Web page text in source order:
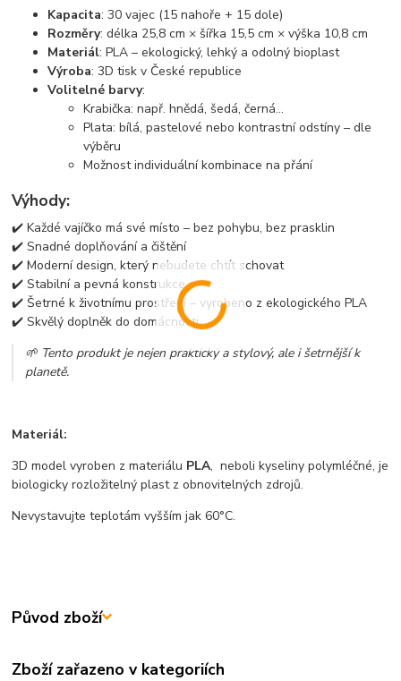
Kapacita: 30 vajec (15 nahoře + 15 dole)
Rozměry: délka 25,8 cm × šířka 15,5 cm × výška 10,8 cm
Materiál: PLA – ekologický, lehký a odolný bioplast
Výroba: 3D tisk v České republice
Volitelné barvy:
Krabička: např. hnědá, šedá, černá...
Plata: bílá, pastelové nebo kontrastní odstíny – dle
výběru
Možnost individuální kombinace na přání
Výhody:
✔️ Každé vajíčko má své místo – bez pohybu, bez prasklin
✔️ Snadné doplňování a čištění
✔️ Moderní design, který nebudete chtít schovat
✔️ Stabilní a pevná konstrukce
✔️ Šetrné k životnímu prostředí – vyrobeno z ekologického PLA
✔️ Skvělý doplněk do domácnosti
🌱 Tento produkt je nejen praktický a stylový, ale i šetrnější k
planetě.
Materiál:
3D model vyroben z materiálu PLA, neboli kyseliny polymléčné, je
biologicky rozložitelný plast z obnovitelných zdrojů.
Nevystavujte teplotám vyšším jak 60°C.
Původ zboží
Zboží zařazeno v kategoriích